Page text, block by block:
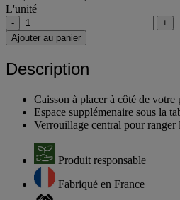
L'unité
-
+
Ajouter au panier
Description
Caisson à placer à côté de votre
Espace supplémenaire sous la
Verrouillage central pour ranger
Produit responsable
Fabriqué en France